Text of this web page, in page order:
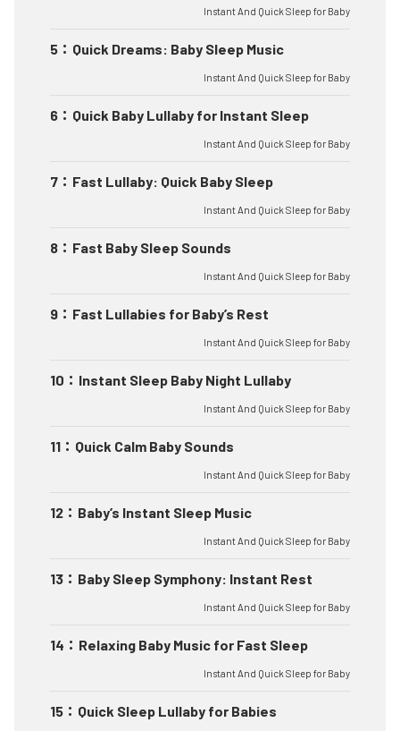
Instant And Quick Sleep for Baby
5 ： Quick Dreams: Baby Sleep Music
Instant And Quick Sleep for Baby
6 ： Quick Baby Lullaby for Instant Sleep
Instant And Quick Sleep for Baby
7 ： Fast Lullaby: Quick Baby Sleep
Instant And Quick Sleep for Baby
8 ： Fast Baby Sleep Sounds
Instant And Quick Sleep for Baby
9 ： Fast Lullabies for Baby’s Rest
Instant And Quick Sleep for Baby
10 ： Instant Sleep Baby Night Lullaby
Instant And Quick Sleep for Baby
11 ： Quick Calm Baby Sounds
Instant And Quick Sleep for Baby
12 ： Baby’s Instant Sleep Music
Instant And Quick Sleep for Baby
13 ： Baby Sleep Symphony: Instant Rest
Instant And Quick Sleep for Baby
14 ： Relaxing Baby Music for Fast Sleep
Instant And Quick Sleep for Baby
15 ： Quick Sleep Lullaby for Babies